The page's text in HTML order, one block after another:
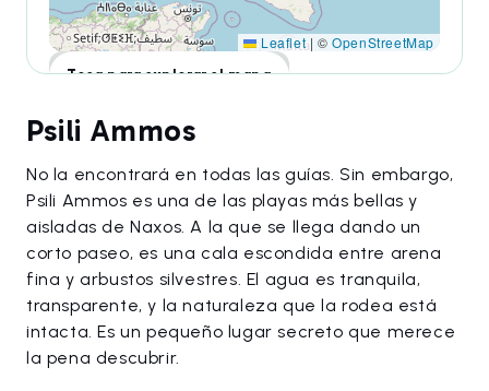
Leaflet | ©OpenStreetMap
Toca para explorar el mapa
Psili Ammos
No la encontrará en todas las guías. Sin embargo,
Psili Ammos es una de las playas más bellas y
aisladas de Naxos. A la que se llega dando un
corto paseo, es una cala escondida entre arena
fina y arbustos silvestres. El agua es tranquila,
transparente, y la naturaleza que la rodea está
intacta. Es un pequeño lugar secreto que merece
la pena descubrir.